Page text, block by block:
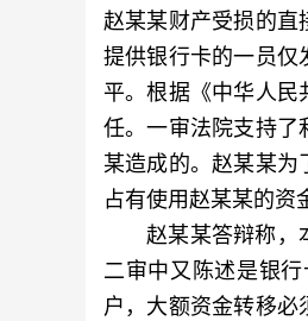
赵某某财产受损的
提供银行卡的一员
平。根据《中华人
任。一审法院支持
某造成的。赵某某
占有使用赵某某的资
赵某某答辩称，本
二审中又陈述是银
户，大额资金转移必